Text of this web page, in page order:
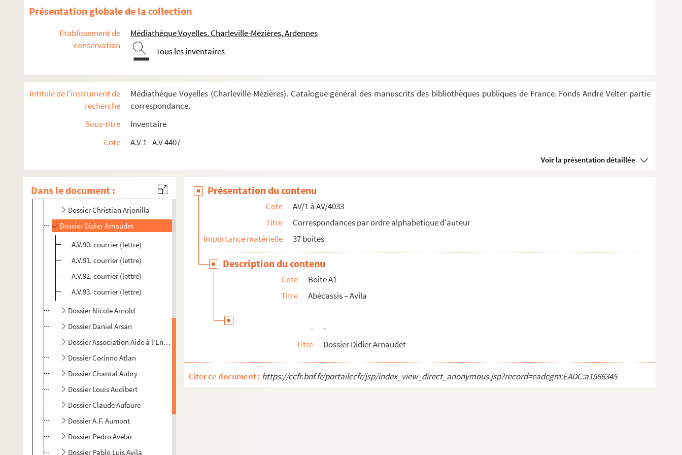
Présentation globale de la collection
Etablissement de
conservation
Médiathèque Voyelles. Charleville-Mézières, Ardennes
Tous les inventaires
Intitulé de l'instrument de
recherche
Médiathèque Voyelles (Charleville-Mézières). Catalogue général des manuscrits des bibliothèques publiques de France. Fonds André Velter partie
correspondance.
Sous-titre
Inventaire
Cote
A.V 1 - A.V 4407
Voir la présentation détaillée
Dans le document :
Dossier Alhan
Dossier Sabine Amoar
Dossier Jacques Ancet
Dossier Pierre André
Dossier Janine Antoine
Dossier Martine Apostolou
Dossier J.Ardiez
Dossier Christian Arjonilla
Dossier Didier Arnaudet
A.V.90. courrier (lettre)
A.V.91. courrier (lettre)
A.V.92. courrier (lettre)
A.V.93. courrier (lettre)
Dossier Nicole Arnold
Dossier Daniel Arsan
Dossier Association Aide à l'Enfance Tibétaine
Dossier Corinno Atlan
Dossier Chantal Aubry
Dossier Louis Audibert
Dossier Claude Aufaure
Dossier A.F. Aumont
Dossier Pedro Avelar
Dossier Pablo Luis Avila
Présentation du contenu
Cote
AV/1 à AV/4033
Titre
Correspondances par ordre alphabetique d'auteur
Importance matérielle
37 boîtes
Description du contenu
Cote
Boîte A1
Titre
Abécassis – Avila
-
-
Titre
Dossier Didier Arnaudet
Citer ce document : https://ccfr.bnf.fr/portailccfr/jsp/index_view_direct_anonymous.jsp?record=eadcgm:EADC:a1566345